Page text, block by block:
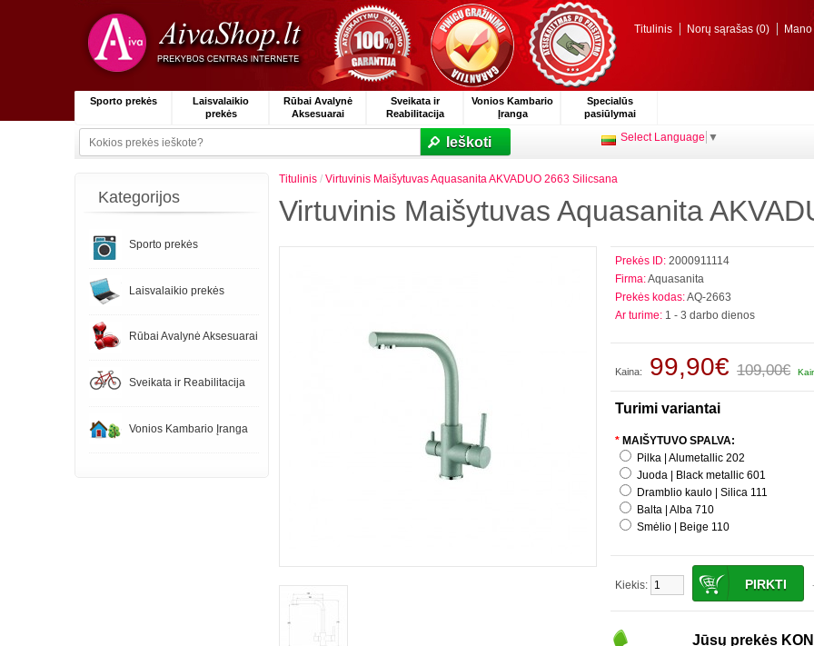
Titulinis Norų sąrašas (0)
Sporto prekės
Laisvalaikio
prekės
Rūbai Avalynė
Aksesuarai
Sveikata ir
Reabilitacija
Vonios Kambario
Įranga
Specialūs
pasiūlymai
Ieškoti Select Language ▼
Kategorijos
Sporto prekės
Laisvalaikio prekės
Rūbai Avalynė Aksesuarai
Sveikata ir Reabilitacija
Vonios Kambario Įranga
Titulinis / Virtuvinis Maišytuvas Aquasanita AKVADUO 2663 Silicsana
Virtuvinis Maišytuvas Aquasanita
Prekės ID: 2000911114
Firma:Aquasanita
Prekės kodas:AQ-2663
Ar turime: 1 - 3 darbo dienos
Kaina: 99,90€ 109,00€
Turimi variantai
* MAIŠYTUVO SPALVA:
Pilka | Alumetallic 202
Juoda | Black metallic 601
Dramblio kaulo | Silica 111
Balta | Alba 710
Smėlio | Beige 110
Kiekis:
Jūsų prekės